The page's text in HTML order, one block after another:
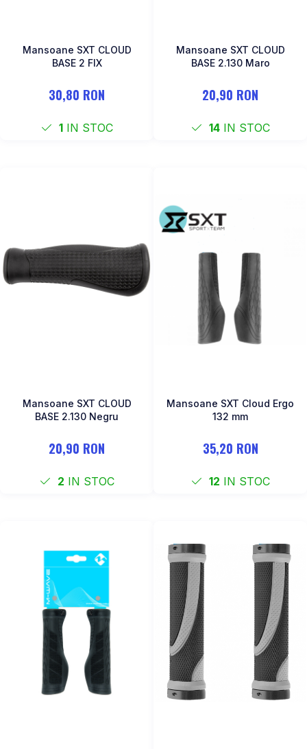
Mansoane SXT CLOUD
BASE 2 FIX
30,80 RON
1IN STOC
Mansoane SXT CLOUD
BASE 2.130 Maro
20,90 RON
14IN STOC
Mansoane SXT CLOUD
BASE 2.130 Negru
20,90 RON
2 IN STOC
Mansoane SXT Cloud Ergo
132 mm
35,20 RON
12 IN STOC